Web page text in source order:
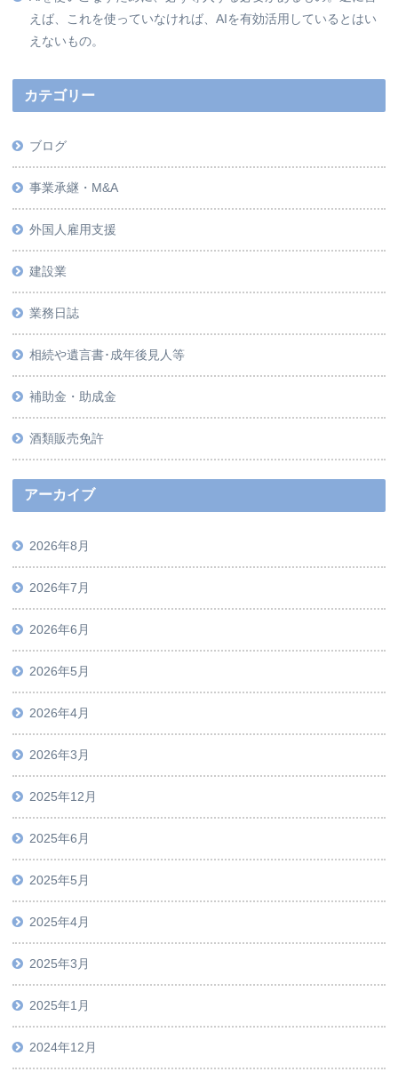
えば、これを使っていなければ、AIを有効活用しているとはい
えないもの。
カテゴリー
ブログ
事業承継・M&A
外国人雇用支援
建設業
業務日誌
相続や遺言書･成年後見人等
補助金・助成金
酒類販売免許
アーカイブ
2026年8月
2026年7月
2026年6月
2026年5月
2026年4月
2026年3月
2025年12月
2025年6月
2025年5月
2025年4月
2025年3月
2025年1月
2024年12月